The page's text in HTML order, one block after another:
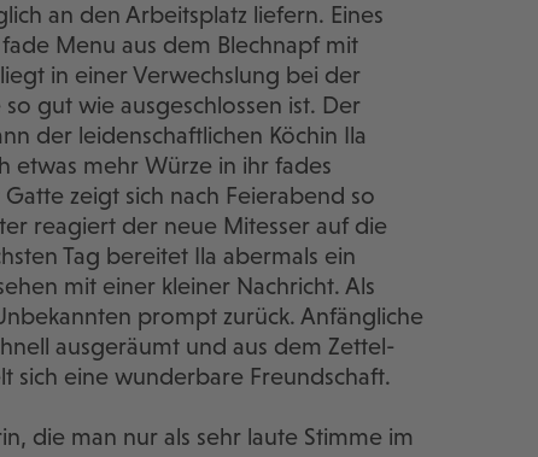
an den Arbeitsplatz liefern. Eines
Menu aus dem Blechnapf mit
in einer Verwechslung bei der
gut wie ausgeschlossen ist. Der
der leidenschaftlichen Köchin Ila
etwas mehr Würze in ihr fades
zeigt sich nach Feierabend so
reagiert der neue Mitesser auf die
Tag bereitet Ila abermals ein
mit einer kleiner Nachricht. Als
prompt zurück. Anfängliche
ausgeräumt und aus dem Zettel-
sich eine wunderbare Freundschaft.
die man nur als sehr laute Stimme im